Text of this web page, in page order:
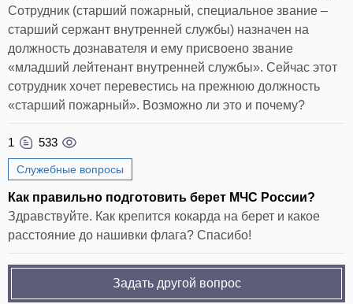
Сотрудник (старший пожарный, специальное звание –
старший сержант внутренней службы) назначен на
должность дознавателя и ему присвоено звание
«младший лейтенант внутренней службы». Сейчас этот
сотрудник хочет перевестись на прежнюю должность
«старший пожарный». Возможно ли это и почему?
1 533
Служебные вопросы
Как правильно подготовить берет МЧС России?
Здравствуйте. Как крепится кокарда на берет и какое
расстояние до нашивки флага? Спасибо!
Задать другой вопрос